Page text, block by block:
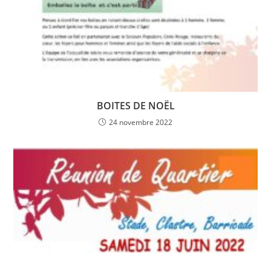
BOITES DE NOËL
24 novembre 2022